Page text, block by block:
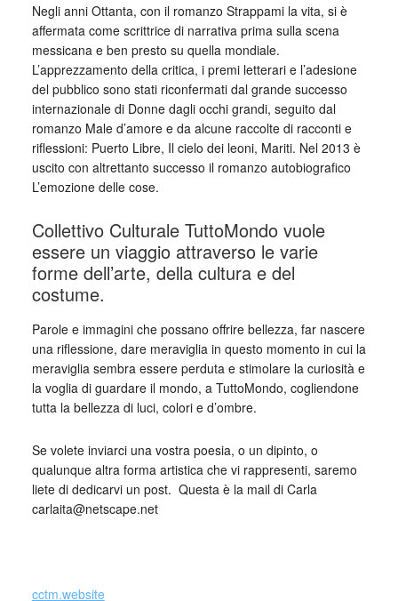
Negli anni Ottanta, con il romanzo Strappami la vita, si è
affermata come scrittrice di narrativa prima sulla scena
messicana e ben presto su quella mondiale.
L’apprezzamento della critica, i premi letterari e l’adesione
del pubblico sono stati riconfermati dal grande successo
internazionale di Donne dagli occhi grandi, seguito dal
romanzo Male d’amore e da alcune raccolte di racconti e
riflessioni: Puerto Libre, Il cielo dei leoni, Mariti. Nel 2013 è
uscito con altrettanto successo il romanzo autobiografico
L’emozione delle cose.
Collettivo Culturale TuttoMondo vuole
essere un viaggio attraverso le varie
forme dell’arte, della cultura e del
costume.
Parole e immagini che possano offrire bellezza, far nascere
una riflessione, dare meraviglia in questo momento in cui la
meraviglia sembra essere perduta e stimolare la curiosità e
la voglia di guardare il mondo, a TuttoMondo, cogliendone
tutta la bellezza di luci, colori e d’ombre.
Se volete inviarci una vostra poesia, o un dipinto, o
qualunque altra forma artistica che vi rappresenti, saremo
liete di dedicarvi un post. Questa è la mail di Carla
carlaita@netscape.net
cctm.website